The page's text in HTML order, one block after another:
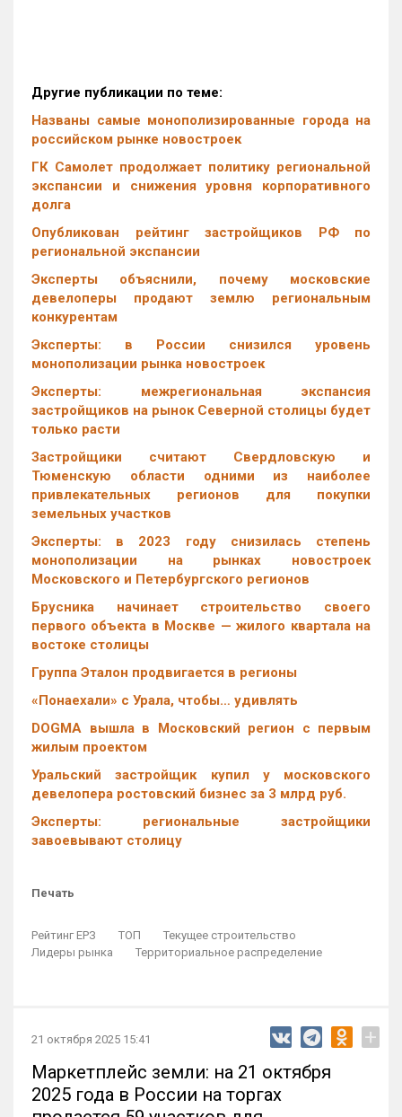
Другие публикации по теме:
Названы самые монополизированные города на
российском рынке новостроек
ГК Самолет продолжает политику региональной
экспансии и снижения уровня корпоративного
долга
Опубликован рейтинг застройщиков РФ по
региональной экспансии
Эксперты объяснили, почему московские
девелоперы продают землю региональным
конкурентам
Эксперты: в России снизился уровень
монополизации рынка новостроек
Эксперты: межрегиональная экспансия
застройщиков на рынок Северной столицы будет
только расти
Застройщики считают Свердловскую и
Тюменскую области одними из наиболее
привлекательных регионов для покупки
земельных участков
Эксперты: в 2023 году снизилась степень
монополизации на рынках новостроек
Московского и Петербургского регионов
Брусника начинает строительство своего
первого объекта в Москве — жилого квартала на
востоке столицы
Группа Эталон продвигается в регионы
«Понаехали» с Урала, чтобы… удивлять
DOGMA вышла в Московский регион с первым
жилым проектом
Уральский застройщик купил у московского
девелопера ростовский бизнес за 3 млрд руб.
Эксперты: региональные застройщики
завоевывают столицу
Печать
Рейтинг ЕРЗ ТОП
Текущее строительство
Лидеры рынка
Территориальное распределение
21 октября 2025 15:41 +
Маркетплейс земли: на 21 октября
2025 года в России на торгах